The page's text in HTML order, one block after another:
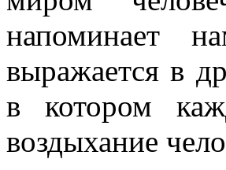
напоминает
выражается в
в котором
воздыхание